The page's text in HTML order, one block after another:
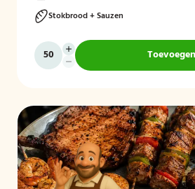
Stokbrood + Sauzen
Toevoegen